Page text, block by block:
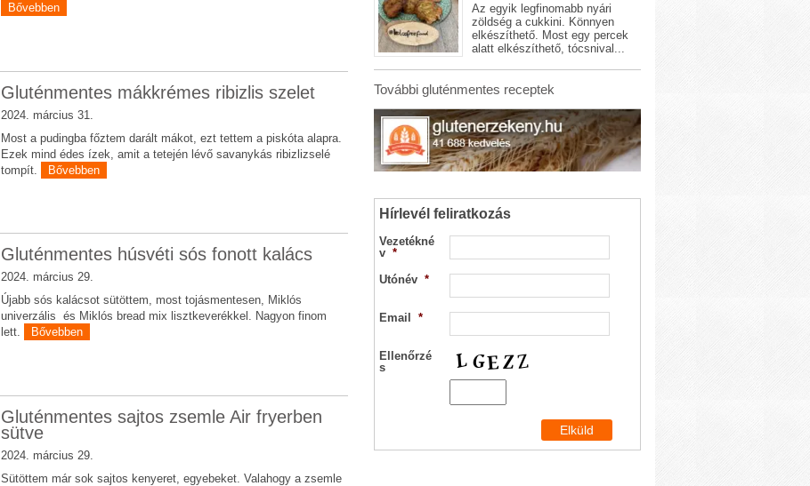
Bővebben
Gluténmentes mákkrémes ribizlis szelet
2024. március 31.
Most a pudingba főztem darált mákot, ezt tettem a piskóta alapra.
Ezek mind édes ízek, amit a tetején lévő savanykás ribizlizselé
tompít.
Bővebben
Gluténmentes húsvéti sós fonott kalács
2024. március 29.
Újabb sós kalácsot sütöttem, most tojásmentesen, Miklós
univerzális és Miklós bread mix lisztkeverékkel. Nagyon finom
lett.
Bővebben
Gluténmentes sajtos zsemle Air fryerben
sütve
2024. március 29.
Sütöttem már sok sajtos kenyeret, egyebeket. Valahogy a zsemle
Az egyik legfinomabb nyári
zöldség a cukkini. Könnyen
elkészíthető. Most egy percek
alatt elkészíthető, tócsnival...
További gluténmentes receptek
Hírlevél feliratkozás
Vezetékné
v *
Utónév *
Email *
Ellenőrzé
s